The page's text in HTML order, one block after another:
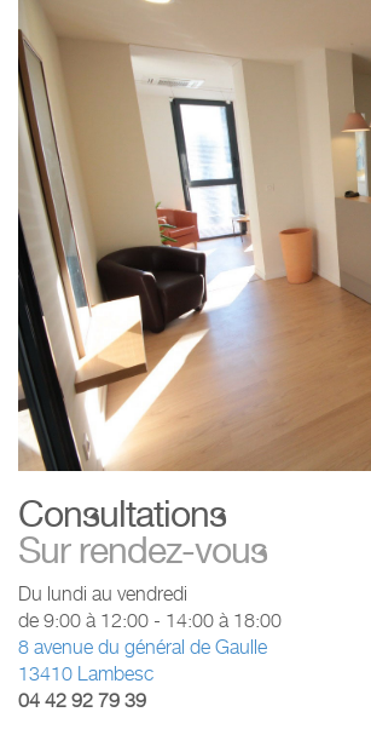
Consultations
Sur rendez-vous
Du lundi au vendredi
de 9:00 à 12:00 - 14:00 à 18:00
8 avenue du général de Gaulle
13410 Lambesc
04 42 92 79 39